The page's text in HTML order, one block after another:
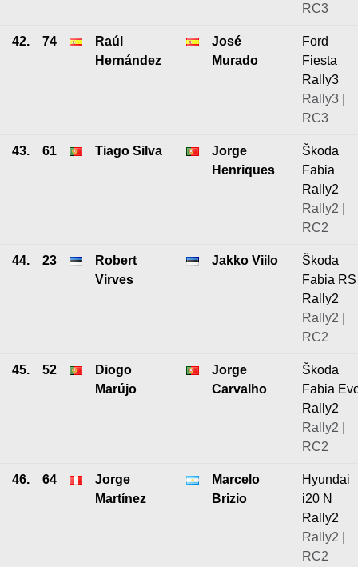
RC3
42. 74
Raúl
Hernández
José
Murado
Ford
Fiesta
Rally3
Rally3 |
RC3
43. 61 Tiago Silva
Jorge
Henriques
Škoda
Fabia
Rally2
Rally2 |
RC2
44. 23
Robert
Virves
Jakko Viilo
Škoda
Fabia RS
Rally2
Rally2 |
RC2
45. 52
Diogo
Marújo
Jorge
Carvalho
Škoda
Fabia
Rally2
Rally2 |
RC2
46. 64
Jorge
Martínez
Marcelo
Brizio
Hyundai
i20 N
Rally2
Rally2 |
RC2